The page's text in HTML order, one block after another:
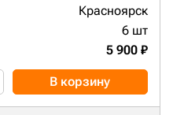
Красноярск
6 шт
5 900 ₽
В корзину